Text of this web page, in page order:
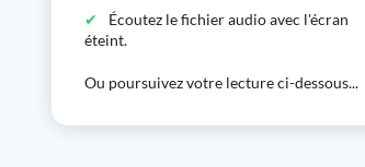
Écoutez le fichier audio avec l'écran
éteint.
Ou poursuivez votre lecture ci-dessous...